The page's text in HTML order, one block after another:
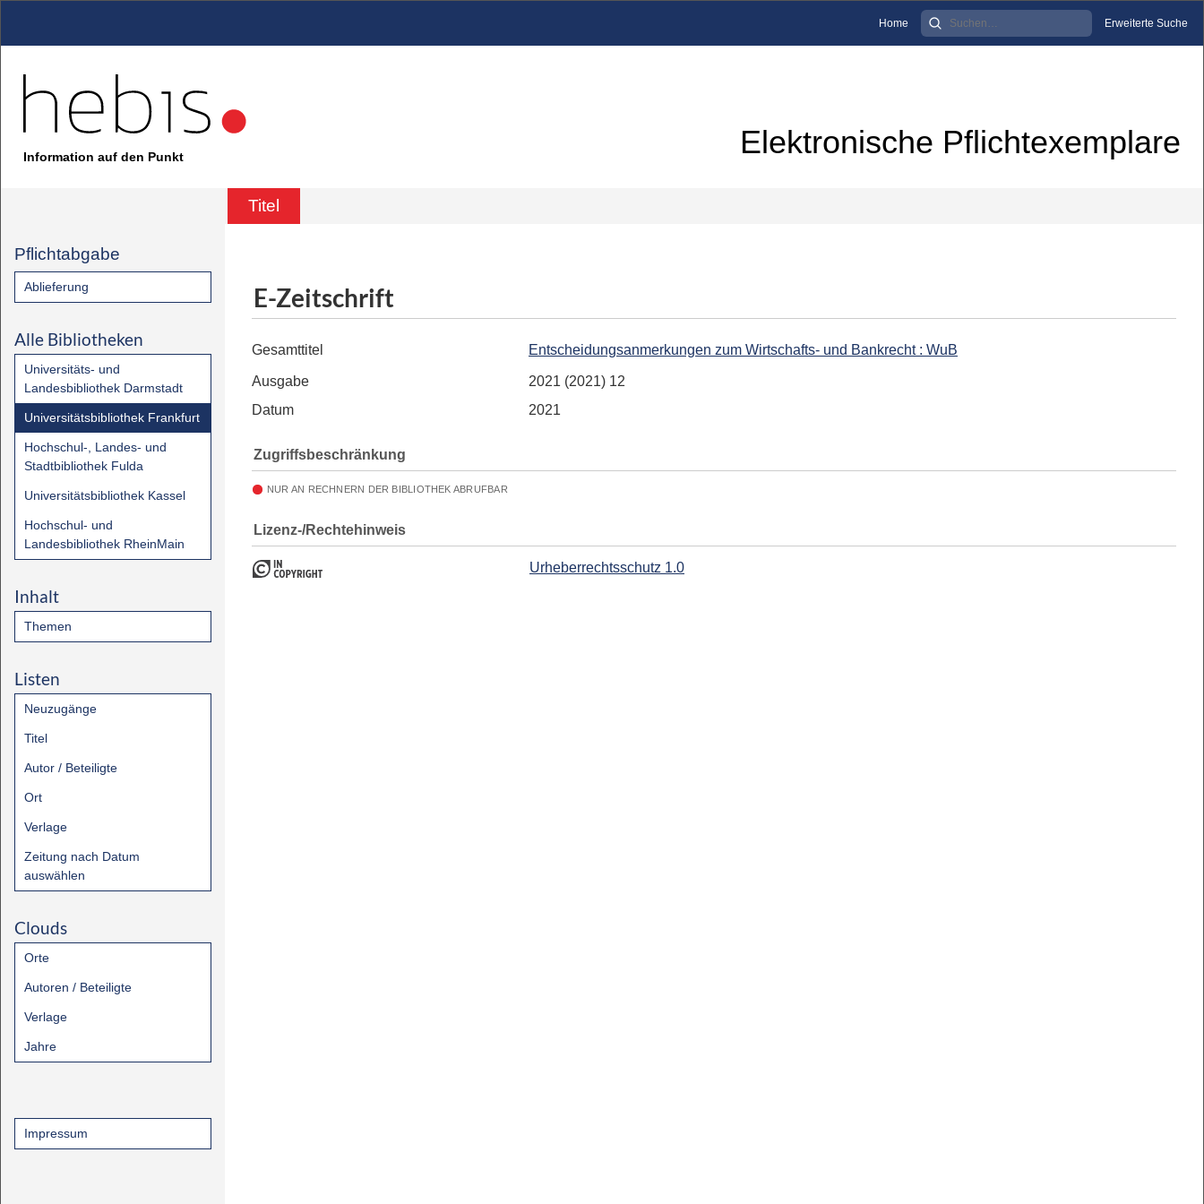
Home Erweiterte Suche
Information auf den Punkt Elektronische Pflichtexemplare
Titel
Pflichtabgabe
Ablieferung
Alle Bibliotheken
Universitäts- und
Landesbibliothek Darmstadt
Universitätsbibliothek Frankfurt
Hochschul-, Landes- und
Stadtbibliothek Fulda
Universitätsbibliothek Kassel
Hochschul- und
Landesbibliothek RheinMain
Inhalt
Themen
Listen
Neuzugänge
Titel
Autor / Beteiligte
Ort
Verlage
Zeitung nach Datum
auswählen
Clouds
Orte
Autoren / Beteiligte
Verlage
Jahre
Impressum
E-Zeitschrift
Gesamttitel Entscheidungsanmerkungen zum Wirtschafts- und Bankrecht : WuB
Ausgabe
2021 (2021) 12
Datum
2021
Zugriffsbeschränkung
NUR AN RECHNERN DER BIBLIOTHEK ABRUFBAR
Lizenz-/Rechtehinweis
Urheberrechtsschutz 1.0